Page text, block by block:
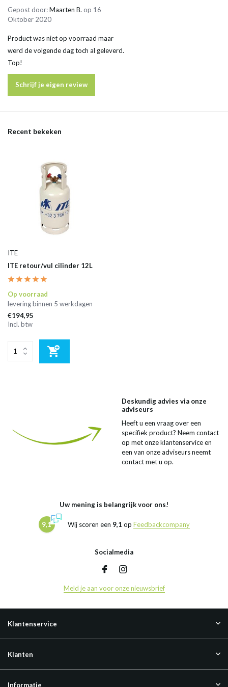
Gepost door:Maarten B. op 16
Oktober 2020
Product was niet op voorraad maar
werd de volgende dag toch al geleverd.
Top!
Schrijf je eigen review
Recent bekeken
ITE
ITE retour/vul cilinder 12L
Op voorraad
levering binnen 5 werkdagen
€194,95
Incl. btw
Deskundig advies via onze
adviseurs
Heeft u een vraag over een
specifiek product? Neem contact
op met onze klantenservice en
een van onze adviseurs neemt
contact met u op.
Uw mening is belangrijk voor ons!
9,1 Wij scoren een 9,1 op Feedbackcompany
Socialmedia
Meld je aan voor onze nieuwsbrief
Klantenservice
Klanten
Informatie